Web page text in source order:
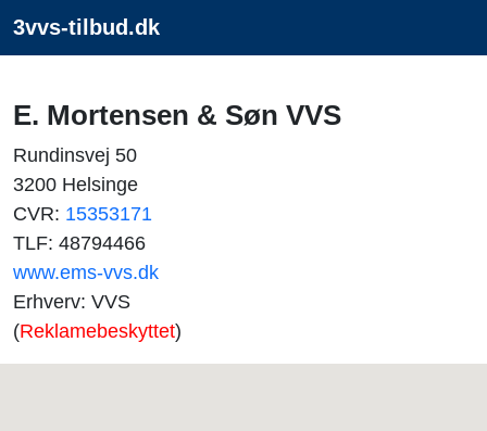
3vvs-tilbud.dk
E. Mortensen & Søn VVS
Rundinsvej 50
3200 Helsinge
CVR: 15353171
TLF: 48794466
www.ems-vvs.dk
Erhverv: VVS
(Reklamebeskyttet)